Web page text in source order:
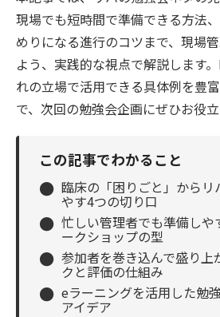
現場でも短時間で準備できる方法
めりになる進行のコツまで、現場
よう、実践的な視点で解説します
れの立場で活用できる具体例を豊
で、次回の勉強会企画にぜひお役立
この記事でわかること
● 臨床の「困りごと」からリ
やす4つの切り口
● 忙しい管理者でも準備しや
ークショップの型
● 参加者を巻き込んで盛り上
クと評価の仕組み
● eラーニングを活用した勉
アイデア